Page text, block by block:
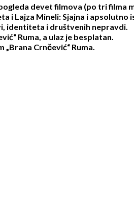
devet filmova (po tri filma
i Lajza Mineli: Sjajna i apsolutno
identiteta i društvenih nepravdi.
Ruma, a ulaz je besplatan.
Crnčević“ Ruma.